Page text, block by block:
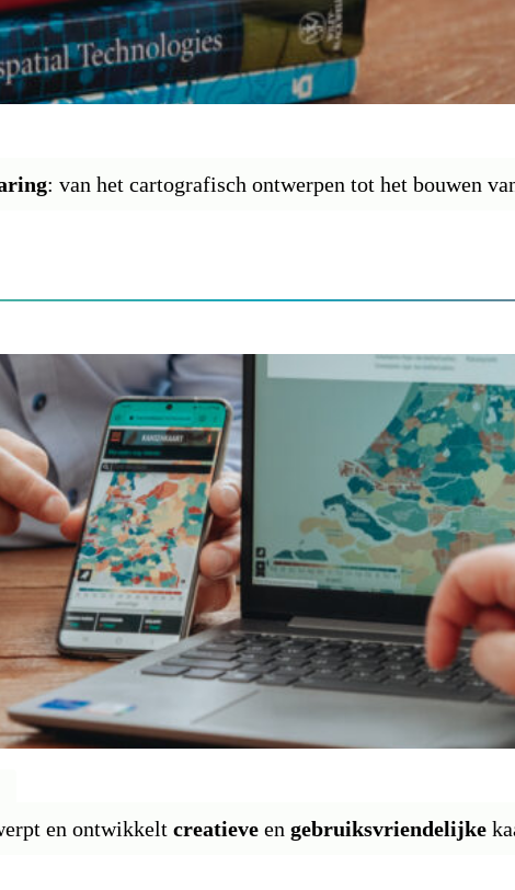
: van het cartografisch ontwerpen tot het bouwen
en ontwikkelt creatieve en gebruiksvriendelijke